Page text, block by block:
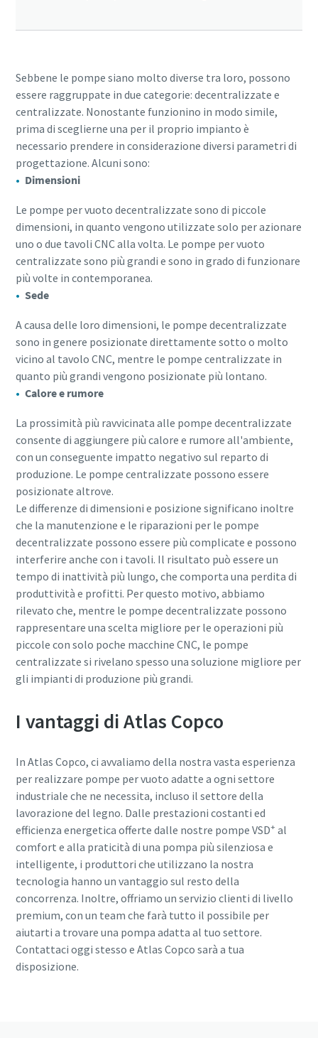
Sebbene le pompe siano molto diverse tra loro, possono
essere raggruppate in due categorie: decentralizzate e
centralizzate. Nonostante funzionino in modo simile,
prima di sceglierne una per il proprio impianto è
necessario prendere in considerazione diversi parametri di
progettazione. Alcuni sono:
Dimensioni
Le pompe per vuoto decentralizzate sono di piccole
dimensioni, in quanto vengono utilizzate solo per azionare
uno o due tavoli CNC alla volta. Le pompe per vuoto
centralizzate sono più grandi e sono in grado di funzionare
più volte in contemporanea.
Sede
A causa delle loro dimensioni, le pompe decentralizzate
sono in genere posizionate direttamente sotto o molto
vicino al tavolo CNC, mentre le pompe centralizzate in
quanto più grandi vengono posizionate più lontano.
Calore e rumore
La prossimità più ravvicinata alle pompe decentralizzate
consente di aggiungere più calore e rumore all'ambiente,
con un conseguente impatto negativo sul reparto di
produzione. Le pompe centralizzate possono essere
posizionate altrove.
Le differenze di dimensioni e posizione significano inoltre
che la manutenzione e le riparazioni per le pompe
decentralizzate possono essere più complicate e possono
interferire anche con i tavoli. Il risultato può essere un
tempo di inattività più lungo, che comporta una perdita di
produttività e profitti. Per questo motivo, abbiamo
rilevato che, mentre le pompe decentralizzate possono
rappresentare una scelta migliore per le operazioni più
piccole con solo poche macchine CNC, le pompe
centralizzate si rivelano spesso una soluzione migliore per
gli impianti di produzione più grandi.
I vantaggi di Atlas Copco
In Atlas Copco, ci avvaliamo della nostra vasta esperienza
per realizzare pompe per vuoto adatte a ogni settore
industriale che ne necessita, incluso il settore della
lavorazione del legno. Dalle prestazioni costanti ed
efficienza energetica offerte dalle nostre pompe VSD+ al
comfort e alla praticità di una pompa più silenziosa e
intelligente, i produttori che utilizzano la nostra
tecnologia hanno un vantaggio sul resto della
concorrenza. Inoltre, offriamo un servizio clienti di livello
premium, con un team che farà tutto il possibile per
aiutarti a trovare una pompa adatta al tuo settore.
Contattaci oggi stesso e Atlas Copco sarà a tua
disposizione.